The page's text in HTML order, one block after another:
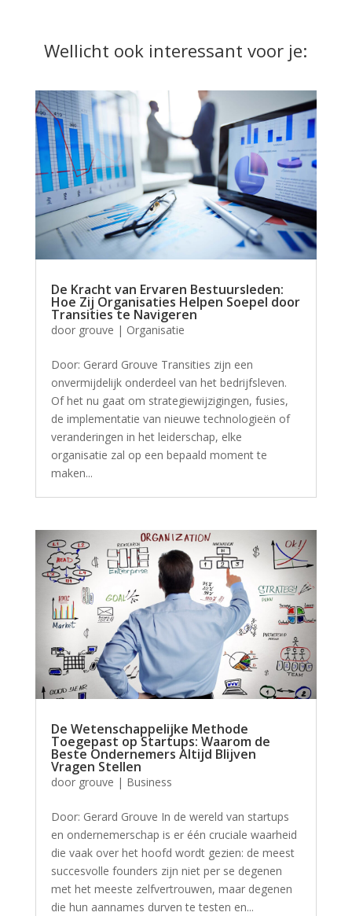
Wellicht ook interessant voor je:
De Kracht van Ervaren Bestuursleden:
Hoe Zij Organisaties Helpen Soepel door
Transities te Navigeren
door grouve | Organisatie
Door: Gerard Grouve Transities zijn een
onvermijdelijk onderdeel van het bedrijfsleven.
Of het nu gaat om strategiewijzigingen, fusies,
de implementatie van nieuwe technologieën of
veranderingen in het leiderschap, elke
organisatie zal op een bepaald moment te
maken...
De Wetenschappelijke Methode
Toegepast op Startups: Waarom de
Beste Ondernemers Altijd Blijven
Vragen Stellen
door grouve | Business
Door: Gerard Grouve In de wereld van startups
en ondernemerschap is er één cruciale waarheid
die vaak over het hoofd wordt gezien: de meest
succesvolle founders zijn niet per se degenen
met het meeste zelfvertrouwen, maar degenen
die hun aannames durven te testen en...